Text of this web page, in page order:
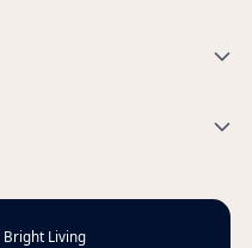
Bright Living